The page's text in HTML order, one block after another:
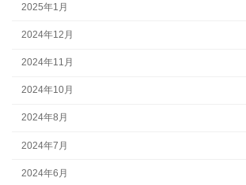
2025年1月
2024年12月
2024年11月
2024年10月
2024年8月
2024年7月
2024年6月